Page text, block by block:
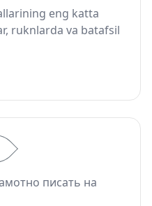
eng katta
ruknlarda va batafsil
писать на